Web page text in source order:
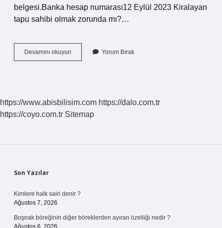
belgesi.Banka hesap numarası12 Eylül 2023 Kiralayan
tapu sahibi olmak zorunda mı?…
Devamını okuyun
Kiralarken
Yorum Bırak
https://www.abisbilisim.com https://dalo.com.tr
https://coyo.com.tr Sitemap
Sidebar
Son Yazılar
Kimlere halk sairi denir ?
Ağustos 7, 2026
Boşnak böreğinin diğer böreklerden ayıran özelliği nedir ?
Ağustos 6, 2026